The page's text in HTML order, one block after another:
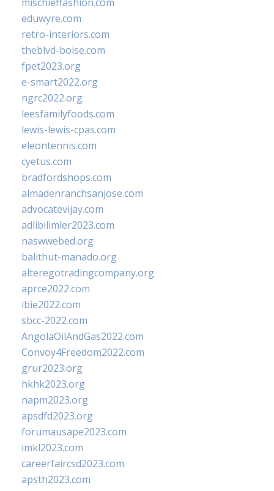
eduwyre.com
retro-interiors.com
theblvd-boise.com
fpet2023.org
e-smart2022.org
ngrc2022.org
leesfamilyfoods.com
lewis-lewis-cpas.com
eleontennis.com
cyetus.com
bradfordshops.com
almadenranchsanjose.com
advocatevijay.com
adlibilimler2023.com
naswwebed.org
balithut-manado.org
alteregotradingcompany.org
aprce2022.com
ibie2022.com
sbcc-2022.com
AngolaOilAndGas2022.com
Convoy4Freedom2022.com
grur2023.org
hkhk2023.org
napm2023.org
apsdfd2023.org
forumausape2023.com
imkl2023.com
careerfaircsd2023.com
apsth2023.com